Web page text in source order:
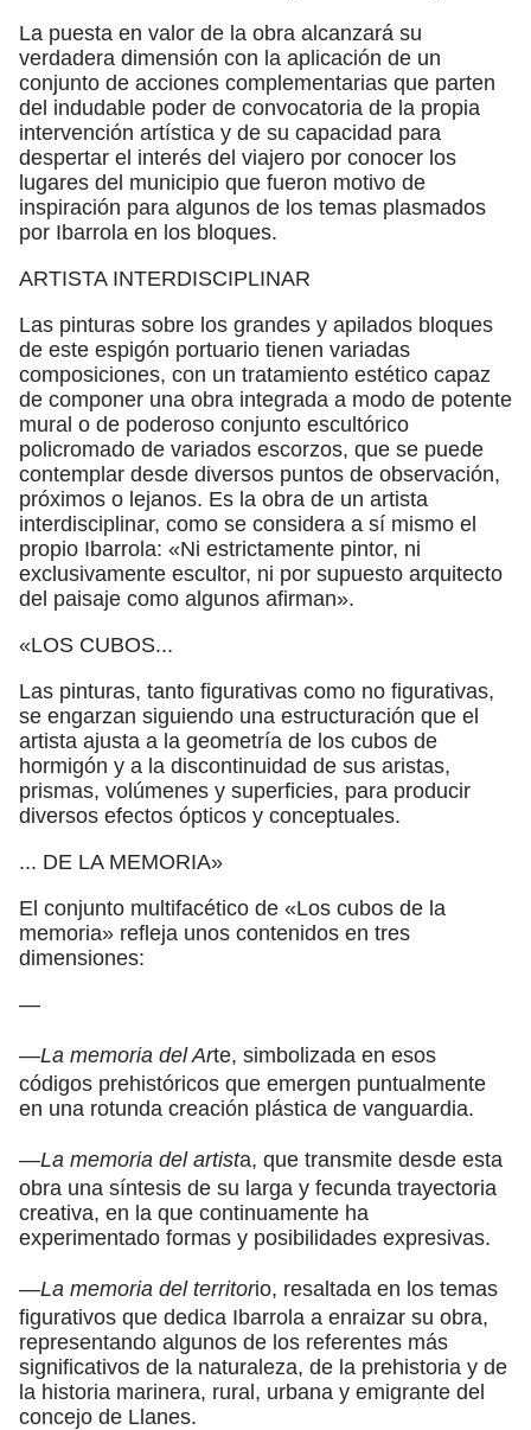
La puesta en valor de la obra alcanzará su
verdadera dimensión con la aplicación de un
conjunto de acciones complementarias que parten
del indudable poder de convocatoria de la propia
intervención artística y de su capacidad para
despertar el interés del viajero por conocer los
lugares del municipio que fueron motivo de
inspiración para algunos de los temas plasmados
por Ibarrola en los bloques.
ARTISTA INTERDISCIPLINAR
Las pinturas sobre los grandes y apilados bloques
de este espigón portuario tienen variadas
composiciones, con un tratamiento estético capaz
de componer una obra integrada a modo de potente
mural o de poderoso conjunto escultórico
policromado de variados escorzos, que se puede
contemplar desde diversos puntos de observación,
próximos o lejanos. Es la obra de un artista
interdisciplinar, como se considera a sí mismo el
propio Ibarrola: «Ni estrictamente pintor, ni
exclusivamente escultor, ni por supuesto arquitecto
del paisaje como algunos afirman».
«LOS CUBOS...
Las pinturas, tanto figurativas como no figurativas,
se engarzan siguiendo una estructuración que el
artista ajusta a la geometría de los cubos de
hormigón y a la discontinuidad de sus aristas,
prismas, volúmenes y superficies, para producir
diversos efectos ópticos y conceptuales.
... DE LA MEMORIA»
El conjunto multifacético de «Los cubos de la
memoria» refleja unos contenidos en tres
dimensiones:
—
—La memoria del Arte, simbolizada en esos
códigos prehistóricos que emergen puntualmente
en una rotunda creación plástica de vanguardia.
—La memoria del artista, que transmite desde esta
obra una síntesis de su larga y fecunda trayectoria
creativa, en la que continuamente ha
experimentado formas y posibilidades expresivas.
—La memoria del territorio, resaltada en los temas
figurativos que dedica Ibarrola a enraizar su obra,
representando algunos de los referentes más
significativos de la naturaleza, de la prehistoria y de
la historia marinera, rural, urbana y emigrante del
concejo de Llanes.